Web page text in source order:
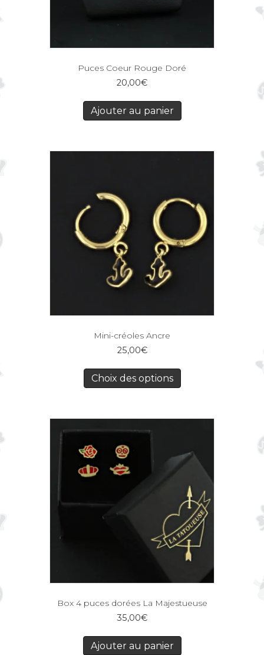
Puces Coeur Rouge Doré
20,00€
Ajouter au panier
Mini-créoles Ancre
25,00€
Choix des options
Box 4 puces dorées La Majestueuse
35,00€
Ajouter au panier